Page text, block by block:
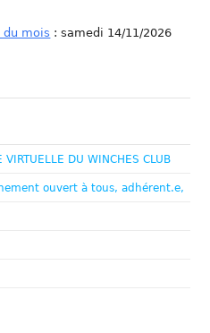
du mois : samedi 14/11/2026
VIRTUELLE DU WINCHES CLUB
ouvert à tous, adhérent.e,